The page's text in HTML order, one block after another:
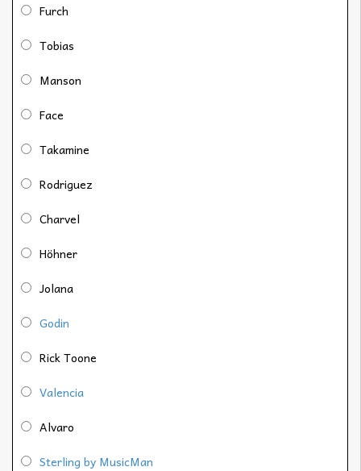
Furch
Tobias
Manson
Face
Takamine
Rodriguez
Charvel
Höhner
Jolana
Godin
Rick Toone
Valencia
Alvaro
Sterling by MusicMan